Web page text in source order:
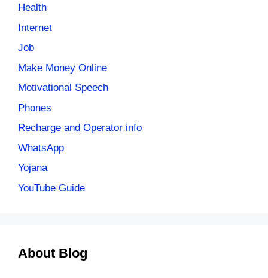
Health
Internet
Job
Make Money Online
Motivational Speech
Phones
Recharge and Operator info
WhatsApp
Yojana
YouTube Guide
About Blog